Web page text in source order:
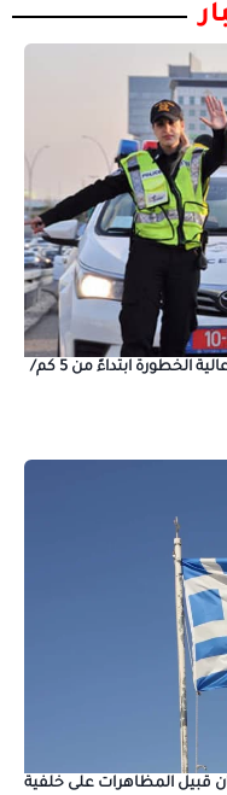
تشديد مخالفات السرعة على طرق مصنفة عالية الخطورة ابتداءً من 5 كم/
قبيل المظاهرات على خلفية